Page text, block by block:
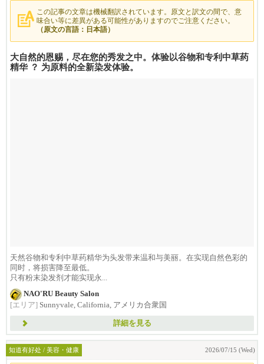
この記事の文章は機械翻訳されています。原文と訳文の間で、意
味合い等に差異がある可能性がありますのでご注意ください。
（原文の言語：日本語）
大自然的恩赐，尽在您的秀发之中。体验以谷物和专利中草药
精华 ？ 为原料的全新染发体验。
天然谷物和专利中草药精华为头发带来温和与美丽。在实现自然色彩的
同时，将损害降至最低。
只有粉末染发剂才能实现永...
NAO'RU Beauty Salon
[エリア] Sunnyvale, California, アメリカ合衆国
詳細を見る
知道有好处 / 美容・健康 2026/07/15 (Wed)